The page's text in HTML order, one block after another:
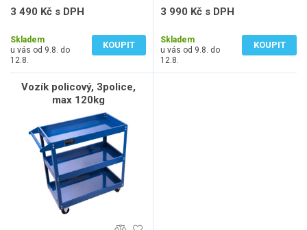
3 490 Kč s DPH
Skladem
u vás od 9.8. do
12.8.
KOUPIT
3 990 Kč s DPH
Skladem
u vás od 9.8. do
12.8.
KOUPIT
Vozík policový, 3police,
max 120kg